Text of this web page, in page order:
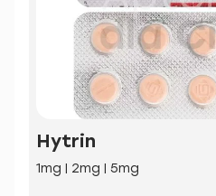
Hytrin
1mg | 2mg | 5mg